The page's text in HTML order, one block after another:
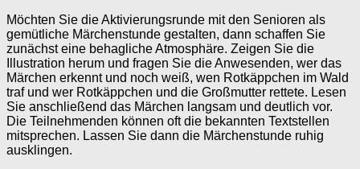
Möchten Sie die Aktivierungsrunde mit den Senioren als
gemütliche Märchenstunde gestalten, dann schaffen Sie
zunächst eine behagliche Atmosphäre. Zeigen Sie die
Illustration herum und fragen Sie die Anwesenden, wer das
Märchen erkennt und noch weiß, wen Rotkäppchen im Wald
traf und wer Rotkäppchen und die Großmutter rettete. Lesen
Sie anschließend das Märchen langsam und deutlich vor.
Die Teilnehmenden können oft die bekannten Textstellen
mitsprechen. Lassen Sie dann die Märchenstunde ruhig
ausklingen.